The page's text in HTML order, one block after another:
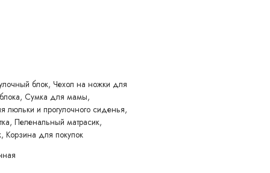
например, при езде по песку или снегу, их можно
ONE-CLICK ™
Tutis Novo быстро и компактно складывается даже с
и потяните их наверх. Коляска сложится и займет совсем
блок, Чехол на ножки для
блока, Сумка для мамы,
и прогулочного сиденья,
Пеленальный матрасик,
Корзина для покупок